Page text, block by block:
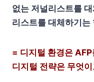
없는 저널리스트를
리스트를 대체하기는
= 디지털 환경은
디지털 전략은 무엇